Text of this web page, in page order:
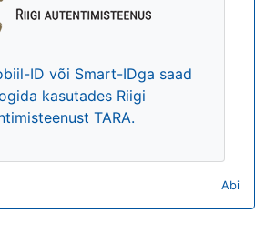
ID või Smart-IDga saad
kasutades Riigi
TARA.
Abi